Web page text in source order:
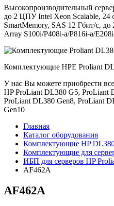
Высокопроизводительный
до 2 ЦПУ Intel Xeon Scalable, 24
SmartMemory, SAS 12 Гбит/с,
Array S100i/P408i-a/P816i-a/
Комплектующие НРE Prоliаnt
У нас Вы можете приобрести
HP ProLiant DL380 G5, ProLiant
ProLiant DL380 Gen8, ProLiant
Gen10
Главная
Каталог оборудования
Комплектующие HP
Комплектующие для
ИБП для серверов HP
AF462A
AF462A